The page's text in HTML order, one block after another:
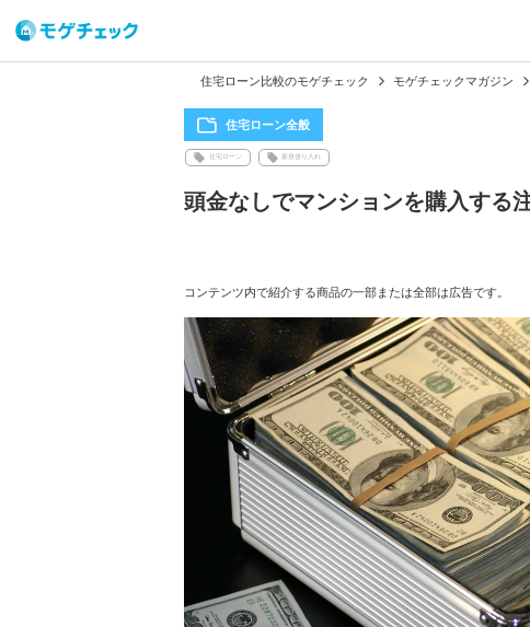
住宅ローン比較のモゲチェック モゲチェックマガジン
住宅ローン全般
住宅ローン 新規借り入れ
頭金なしでマンションを購入する
コンテンツ内で紹介する商品の一部または全部は広告です。